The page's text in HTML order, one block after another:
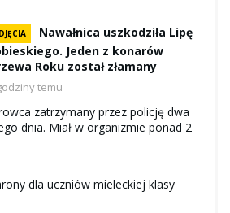
Nawałnica uszkodziła Lipę
Jeden z konarów
Roku został złamany
temu
zatrzymany przez policję dwa
dnia. Miał w organizmie ponad 2
dla uczniów mieleckiej klasy